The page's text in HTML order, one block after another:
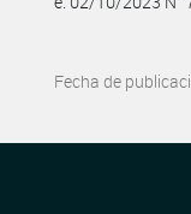
Fecha de